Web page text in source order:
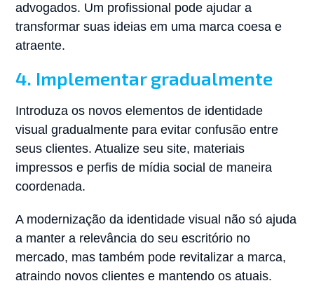
advogados. Um profissional pode ajudar a
transformar suas ideias em uma marca coesa e
atraente.
4. Implementar gradualmente
Introduza os novos elementos de identidade
visual gradualmente para evitar confusão entre
seus clientes. Atualize seu site, materiais
impressos e perfis de mídia social de maneira
coordenada.
A modernização da identidade visual não só ajuda
a manter a relevância do seu escritório no
mercado, mas também pode revitalizar a marca,
atraindo novos clientes e mantendo os atuais.